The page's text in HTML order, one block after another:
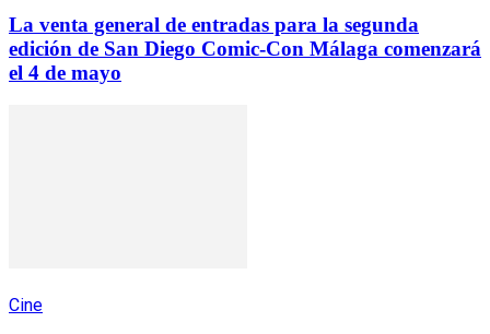
La venta general de entradas para la segunda
edición de San Diego Comic-Con Málaga comenzará
el 4 de mayo
Cine